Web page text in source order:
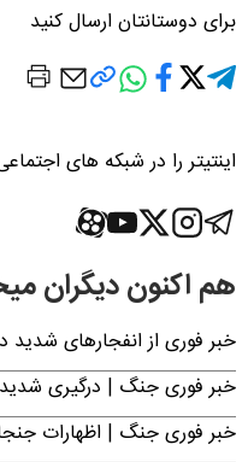
برای دوستانتان ارسال کنید
اینتیتر را در شبکه های
هم اکنون دیگران
خبر فوری از انفجارهای شدید در تهران
خبر فوری جنگ | درگیری شدید
خبر فوری جنگ | اظهارات